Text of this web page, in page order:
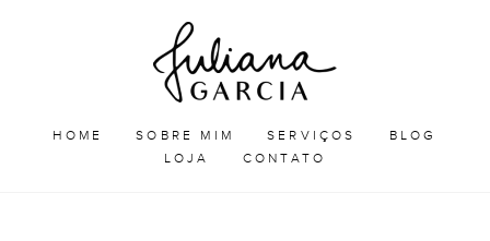
HOME SOBRE MIM SERVIÇOS
BLOG
LOJA
CONTATO